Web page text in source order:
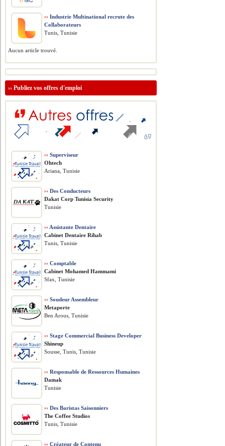
›› Industrie Multinational recrute des
Collaborateurs
Tunis, Tunisie
Aucun article trouvé.
››Publiez vos offres d'emploi
›› Superviseur
Ohtech
Ariana, Tunisie
›› Des Conducteurs
Dakat Corp Tunisia Security
Tunisie
›› Assistante Dentaire
Cabinet Dentaire Rihab
Tunis, Tunisie
›› Comptable
Cabinet Mohamed Hammami
Sfax, Tunisie
›› Soudeur Assembleur
Metaporte
Ben Arous, Tunisie
›› Stage Commercial Business Developer
Shineup
Sousse, Tunis, Tunisie
›› Responsable de Ressources Humaines
Damak
Tunisie
›› Des Baristas Saisonniers
The Coffee Studios
Tunis, Tunisie
›› Créateur de Contenu